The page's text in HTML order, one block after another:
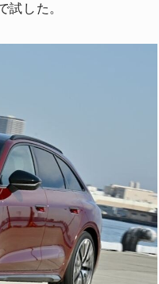
試した。